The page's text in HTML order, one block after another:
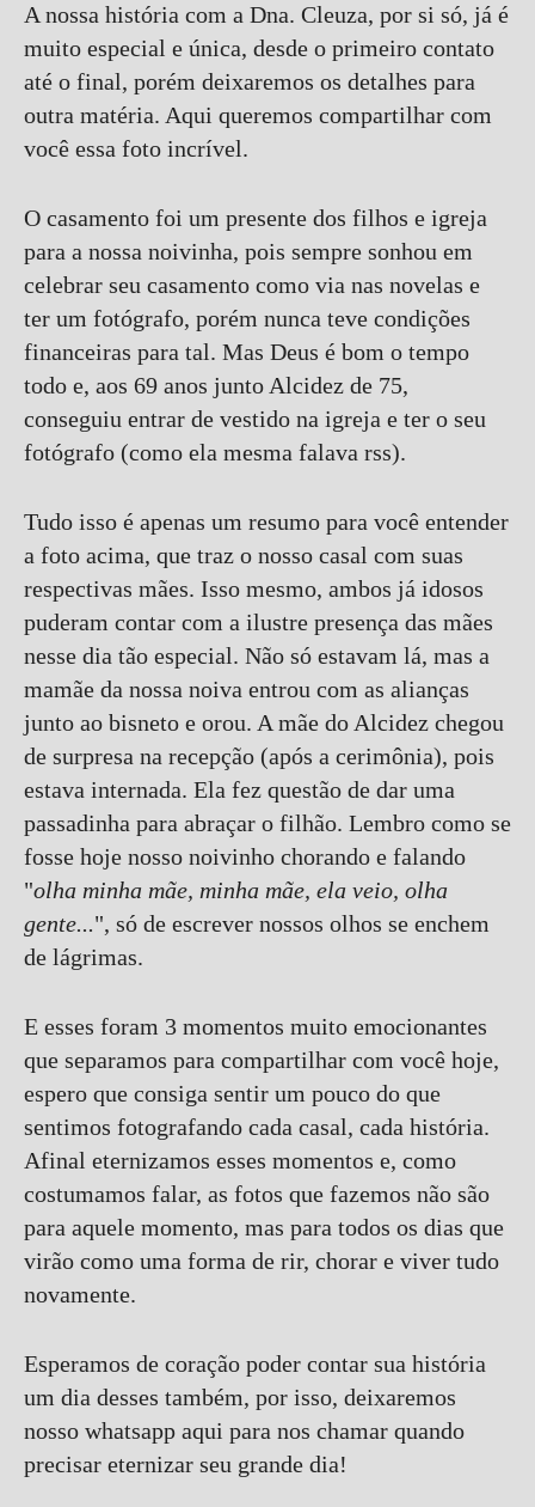
A nossa história com a Dna. Cleuza, por si só, já é
muito especial e única, desde o primeiro contato
até o final, porém deixaremos os detalhes para
outra matéria. Aqui queremos compartilhar com
você essa foto incrível.
O casamento foi um presente dos filhos e igreja
para a nossa noivinha, pois sempre sonhou em
celebrar seu casamento como via nas novelas e
ter um fotógrafo, porém nunca teve condições
financeiras para tal. Mas Deus é bom o tempo
todo e, aos 69 anos junto Alcidez de 75,
conseguiu entrar de vestido na igreja e ter o seu
fotógrafo (como ela mesma falava rss).
Tudo isso é apenas um resumo para você entender
a foto acima, que traz o nosso casal com suas
respectivas mães. Isso mesmo, ambos já idosos
puderam contar com a ilustre presença das mães
nesse dia tão especial. Não só estavam lá, mas a
mamãe da nossa noiva entrou com as alianças
junto ao bisneto e orou. A mãe do Alcidez chegou
de surpresa na recepção (após a cerimônia), pois
estava internada. Ela fez questão de dar uma
passadinha para abraçar o filhão. Lembro como se
fosse hoje nosso noivinho chorando e falando
"olha minha mãe, minha mãe, ela veio, olha
gente...", só de escrever nossos olhos se enchem
de lágrimas.
E esses foram 3 momentos muito emocionantes
que separamos para compartilhar com você hoje,
espero que consiga sentir um pouco do que
sentimos fotografando cada casal, cada história.
Afinal eternizamos esses momentos e, como
costumamos falar, as fotos que fazemos não são
para aquele momento, mas para todos os dias que
virão como uma forma de rir, chorar e viver tudo
novamente.
Esperamos de coração poder contar sua história
um dia desses também, por isso, deixaremos
nosso whatsapp aqui para nos chamar quando
precisar eternizar seu grande dia!